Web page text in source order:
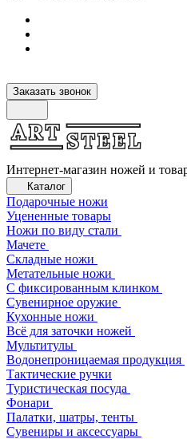
Заказать звонок
Интернет-магазин ножей и
Каталог
Подарочные ножи
Уцененные товары
Ножи по виду стали
Мачете
Складные ножи
Метательные ножи
С фиксированным клинком
Сувенирное оружие
Кухонные ножи
Всё для заточки ножей
Мультитулы
Водонепроницаемая продукция
Тактические ручки
Туристическая посуда
Фонари
Палатки, шатры, тенты
Сувениры и аксессуары